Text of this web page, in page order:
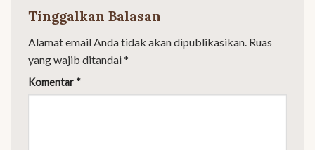
Tinggalkan Balasan
Alamat email Anda tidak akan dipublikasikan. Ruas
yang wajib ditandai*
Komentar *